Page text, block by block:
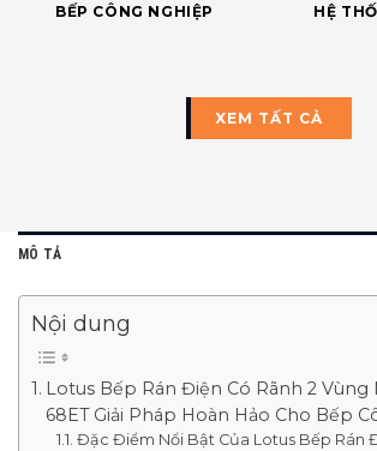
BẾP CÔNG NGHIỆP HỆ
XEM TẤT CẢ
MÔ TẢ
Nội dung
Lotus Bếp Rán Điện Có Rãnh 2 Vùng
68ET Giải Pháp Hoàn Hảo Cho Bếp
Đặc Điểm Nổi Bật Của Lotus Bếp Rán